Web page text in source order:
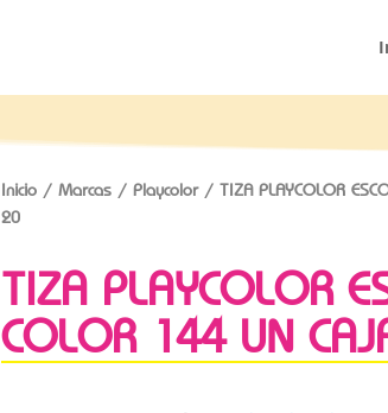
Inicio/ Marcas/ Playcolor/ TIZA PLAYCOLOR
20
TIZA PLAYCOLOR
COLOR 144 UN